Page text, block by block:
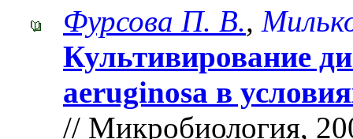
Фурсова П. В.,
Культивирование
aeruginosa в
// Микробиология,